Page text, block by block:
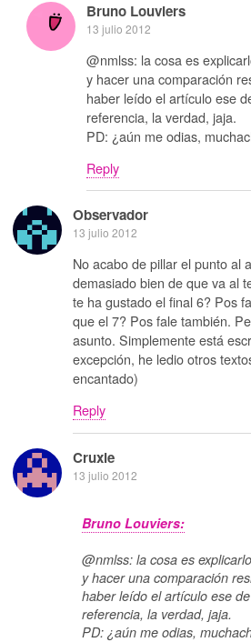
Bruno Louviers
13 julio 2012
@nmlss: la cosa es
y hacer una comparación
haber leído el artículo ese
referencia, la verdad, jaja.
PD: ¿aún me odias,
Reply
Observador
13 julio 2012
No acabo de pillar el punto al
demasiado bien de que va al
te ha gustado el final 6? Pos
que el 7? Pos fale también.
asunto. Simplemente está
excepción, he ledio otros
encantado)
Reply
Cruxie
13 julio 2012
Bruno Louviers:
@nmlss: la cosa es
y hacer una comparación
haber leído el artículo ese
referencia, la verdad, jaja.
PD: ¿aún me odias,